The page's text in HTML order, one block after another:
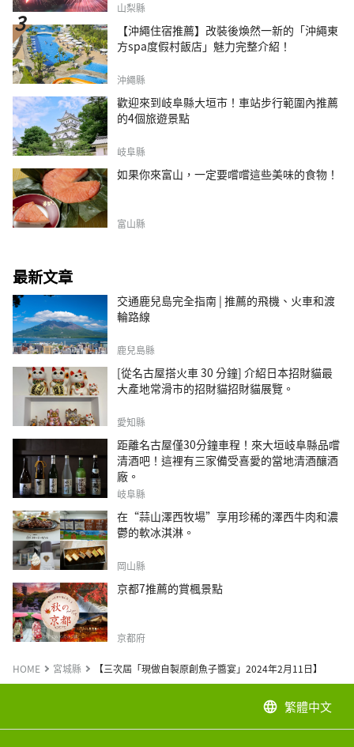
山梨縣
【沖繩住宿推薦】改裝後煥然一新的「沖繩東
方spa度假村飯店」魅力完整介紹！
沖繩縣
歡迎來到岐阜縣大垣市！車站步行範圍內推薦
的4個旅遊景點
岐阜縣
如果你來富山，一定要嚐嚐這些美味的食物！
富山縣
最新文章
交通鹿兒島完全指南 | 推薦的飛機、火車和渡
輪路線
鹿兒島縣
[從名古屋搭火車 30 分鐘] 介紹日本招財貓最
大產地常滑市的招財貓招財貓展覽。
愛知縣
距離名古屋僅30分鐘車程！來大垣岐阜縣品嚐
清酒吧！這裡有三家備受喜愛的當地清酒釀酒
廠。
岐阜縣
在“蒜山澤西牧場”享用珍稀的澤西牛肉和濃
鬱的軟冰淇淋。
岡山縣
京都7推薦的賞楓景點
京都府
HOME 宮城縣 【三次屆「現做自製原創魚子醬宴」2024年2月11日】
language 繁體中文